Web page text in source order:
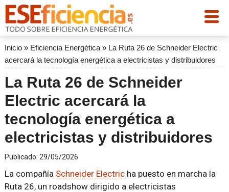
Inicio» Eficiencia Energética» La Ruta 26 de Schneider Electric
acercará la tecnología energética a electricistas y distribuidores
La Ruta 26 de Schneider
Electric acercará la
tecnología energética a
electricistas y distribuidores
Publicado: 29/05/2026
La compañía Schneider Electricha puesto en marcha la
Ruta 26, un roadshow dirigido a electricistas